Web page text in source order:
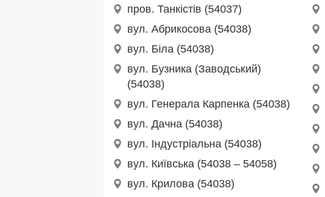
пров. Танкістів (54037)
вул. Абрикосова (54038)
вул. Біла (54038)
вул. Бузника (Заводський)
(54038)
вул. Генерала Карпенка (54038)
вул. Дачна (54038)
вул. Індустріальна (54038)
вул. Київська (54038 – 54058)
вул. Крилова (54038)